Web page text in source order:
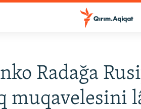
Radağa
muqavelesini